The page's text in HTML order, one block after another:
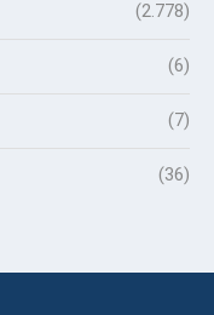
(2.778)
(6)
(7)
(36)